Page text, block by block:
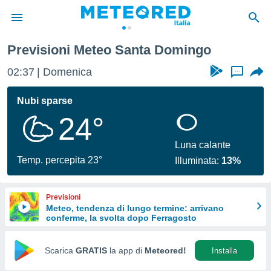
di
per
le
di
Web
Previsioni Meteo Santa Domingo
02:37 Domenica ...
Nubi sparse
24°
Temp. percepita 23°
Luna calante
Illuminata: 13%
Previsioni
Meteo, tendenza di lungo termine: arrivano
conferme, la svolta dopo Ferragosto
Scarica GRATIS la app di Meteored! Installa